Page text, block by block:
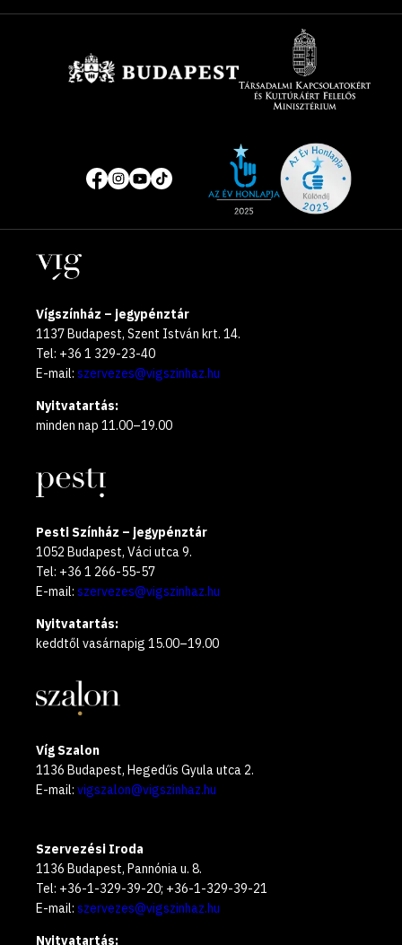
Közösségi
média
oldalak
of
year
Helyszínek
Vígszínház – jegypénztár
1137 Budapest, Szent István krt. 14.
Tel: +36 1 329-23-40
E-mail: szervezes@vigszinhaz.hu
Nyitvatartás:
minden nap 11.00–19.00
Pesti Színház – jegypénztár
1052 Budapest, Váci utca 9.
Tel: +36 1 266-55-57
E-mail: szervezes@vigszinhaz.hu
Nyitvatartás:
keddtől vasárnapig 15.00–19.00
Víg Szalon
1136 Budapest, Hegedűs Gyula utca 2.
E-mail: vigszalon@vigszinhaz.hu
Szervezési Iroda
1136 Budapest, Pannónia u. 8.
Tel: +36-1-329-39-20; +36-1-329-39-21
E-mail: szervezes@vigszinhaz.hu
Nyitvatartás: